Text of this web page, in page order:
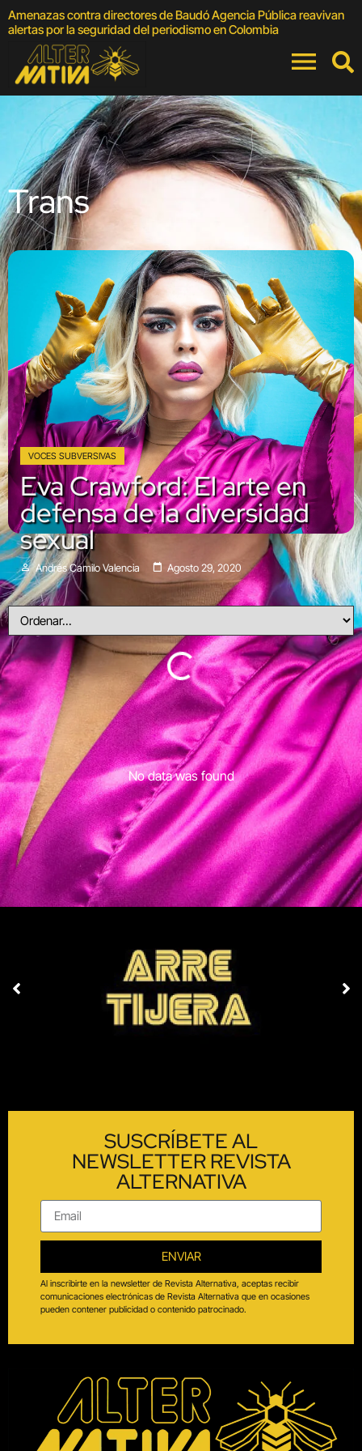
Amenazas contra directores de Baudó Agencia Pública reavivan
alertas por la seguridad del periodismo en Colombia
Trans
VOCES SUBVERSIVAS
Eva Crawford: El arte en
defensa de la diversidad
sexual
Andrés Camilo Valencia Agosto 29, 2020
No data was found
SUSCRÍBETE AL
NEWSLETTER REVISTA
ALTERNATIVA
ENVIAR
Al inscribirte en la newsletter de Revista Alternativa, aceptas recibir
comunicaciones electrónicas de Revista Alternativa que en ocasiones
pueden contener publicidad o contenido patrocinado.